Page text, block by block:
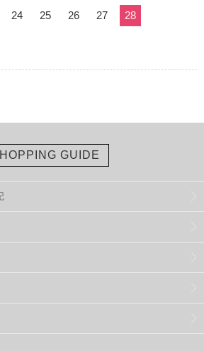
24 25 26 27 28
GUIDE